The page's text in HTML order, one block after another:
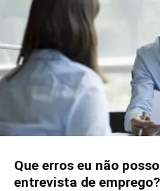
Que erros eu não
entrevista de